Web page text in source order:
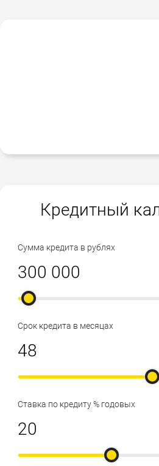
Кредитный
Сумма кредита в рублях
Срок кредита в месяцах
Ставка по кредиту % годовых